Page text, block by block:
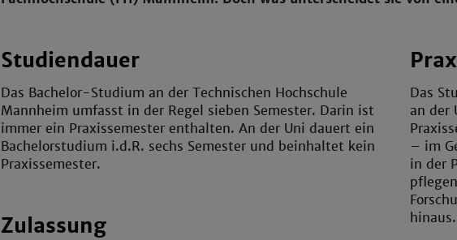
Studiendauer
Das Bachelor-Studium an der Technischen Hochschule
Mannheim umfasst in der Regel sieben Semester. Darin ist
immer ein Praxissemester enthalten. An der Uni dauert ein
Bachelorstudium i.d.R. sechs Semester und beinhaltet kein
Praxissemester.
Zulassung
Das
an der
– im
in der
hinaus.